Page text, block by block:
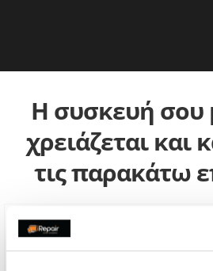
Η συσκευή σου
χρειάζεται και
τις παρακάτω